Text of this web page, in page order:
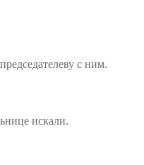
с ним.
искали.